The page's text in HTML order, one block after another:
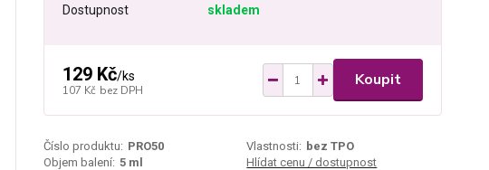
Dostupnost skladem
129 Kč/ks
107 Kč bez DPH
Koupit
Číslo produktu: PRO50 Vlastnosti: bez TPO
Objem balení: 5 ml Hlídat cenu / dostupnost